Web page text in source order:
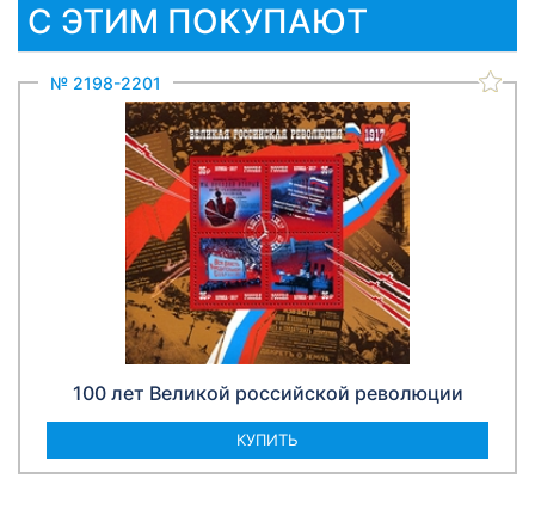
С ЭТИМ ПОКУПАЮТ
№ 2198-2201
100 лет Великой российской революции
КУПИТЬ